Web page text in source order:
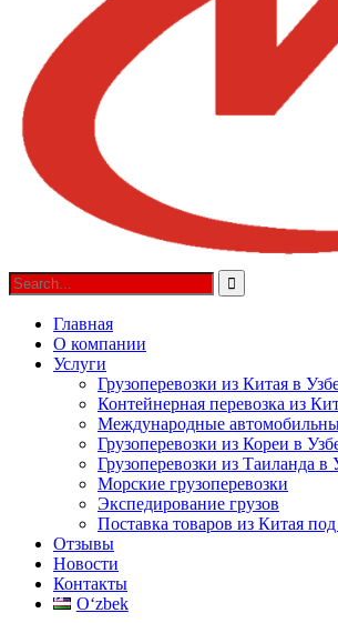
Главная
О компании
Услуги
Грузоперевозки из Китая в
Контейнерная перевозка из
Международные
Грузоперевозки из Кореи в
Грузоперевозки из Таиланда в
Морские грузоперевозки
Экспедирование грузов
Поставка товаров из Китая
Отзывы
Новости
Контакты
Oʻzbek